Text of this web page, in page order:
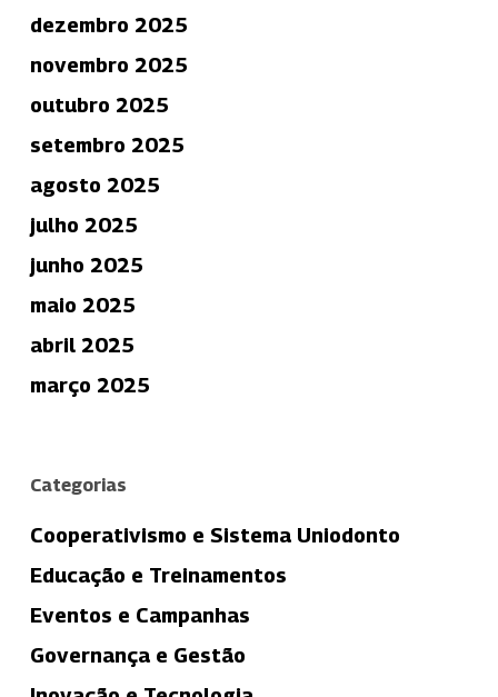
dezembro 2025
novembro 2025
outubro 2025
setembro 2025
agosto 2025
julho 2025
junho 2025
maio 2025
abril 2025
março 2025
Categorias
Cooperativismo e Sistema Uniodonto
Educação e Treinamentos
Eventos e Campanhas
Governança e Gestão